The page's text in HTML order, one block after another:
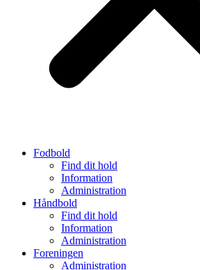
Fodbold
Find dit hold
Information
Administration
Håndbold
Find dit hold
Information
Administration
Foreningen
Administration